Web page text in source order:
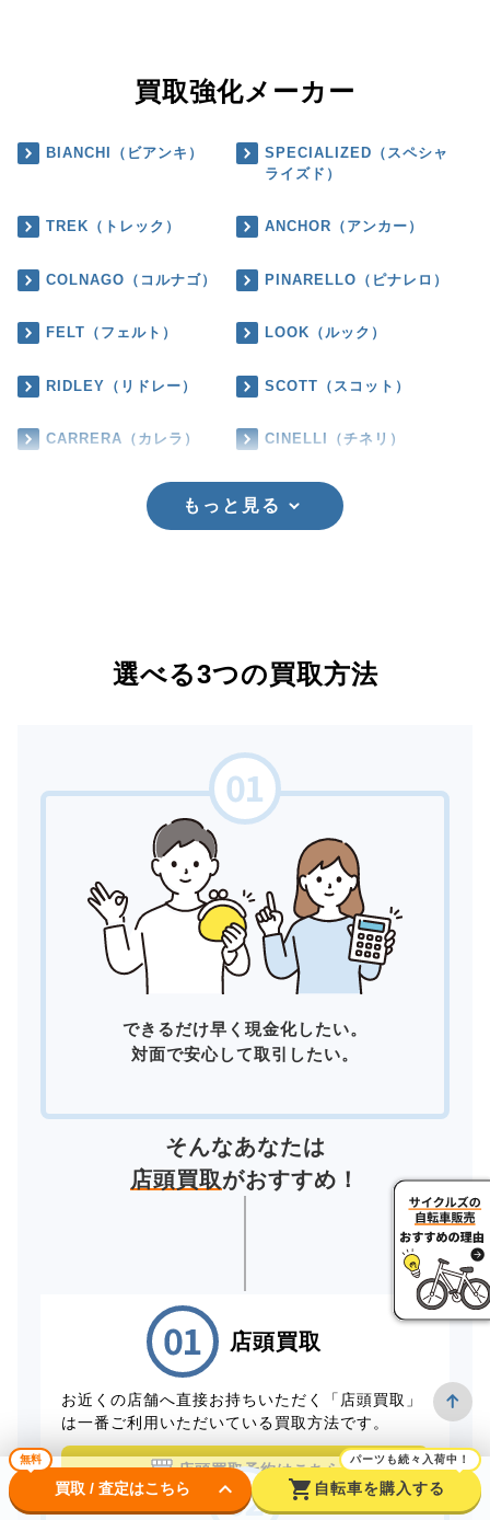
買取強化メーカー
BIANCHI（ビアンキ）
SPECIALIZED（スペシャ
ライズド）
TREK（トレック） ANCHOR（アンカー）
COLNAGO（コルナゴ） PINARELLO（ピナレロ）
FELT（フェルト） LOOK（ルック）
RIDLEY（リドレー） SCOTT（スコット）
CARRERA（カレラ） CINELLI（チネリ）
もっと見る
選べる3つの買取方法
できるだけ早く現金化したい。
対面で安心して取引したい。
そんなあなたは
店頭買取がおすすめ！
店頭買取
お近くの店舗へ直接お持ちいただく「店頭買取」
は一番ご利用いただいている買取方法です。
店頭買取予約はこちら
無料
買取 / 査定はこちら keyboard_arrow_down shopping_cart
パーツも続々入荷中！
自転車を購入する